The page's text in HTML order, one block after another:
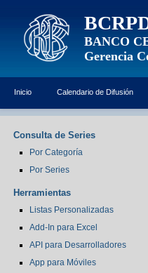
BANCO
Gerencia
Inicio Calendario de Difusión
Consulta de Series
Por Categoría
Por Series
Herramientas
Listas Personalizadas
Add-In para Excel
API para Desarrolladores
App para Móviles